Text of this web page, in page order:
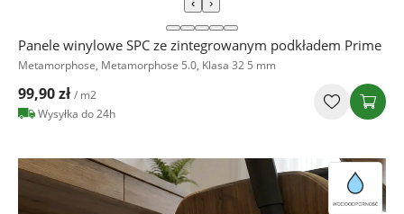
‹ ›
Panele winylowe SPC ze zintegrowanym podkładem Prime
Metamorphose, Metamorphose 5.0, Klasa 32 5 mm
99,90 zł / m2
Wysyłka do 24h